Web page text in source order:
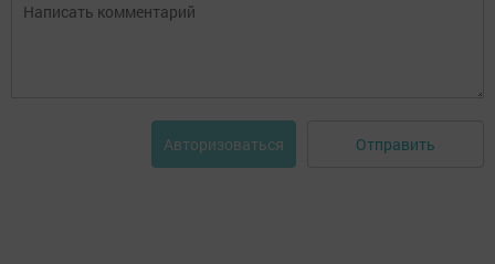
Авторизоваться Отправить